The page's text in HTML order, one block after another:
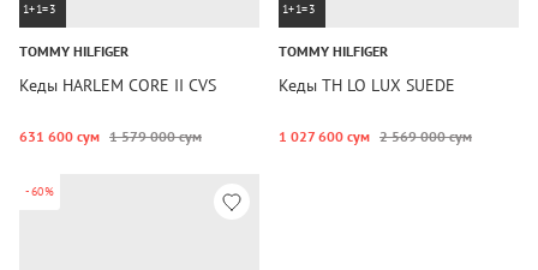
1+1=3
TOMMY HILFIGER
Кеды HARLEM CORE II CVS
631 600 сум 1 579 000 сум
1+1=3
TOMMY HILFIGER
Кеды TH LO LUX SUEDE
1 027 600 сум 2 569 000 сум
-60%